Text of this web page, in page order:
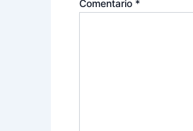
Comentario *